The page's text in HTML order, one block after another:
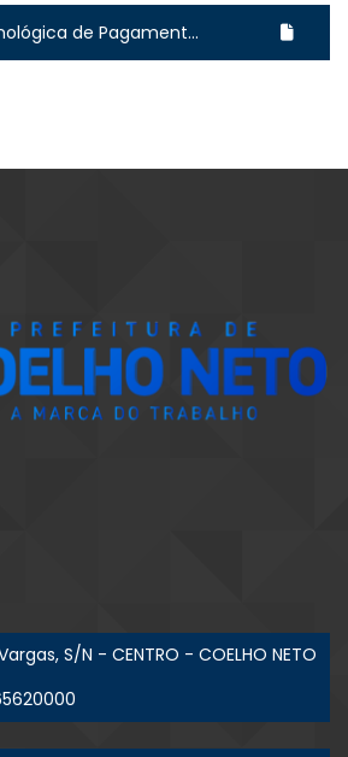
de Pagament...
S/N - CENTRO - COELHO NETO